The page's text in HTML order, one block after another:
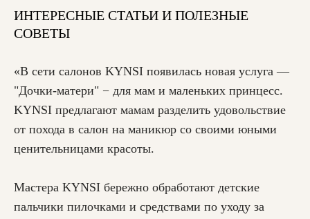
ИНТЕРЕСНЫЕ СТАТЬИ И ПОЛЕЗНЫЕ
СОВЕТЫ
«В сети салонов KYNSI появилась новая услуга —
"Дочки-матери" − для мам и маленьких принцесс.
KYNSI предлагают мамам разделить удовольствие
от похода в салон на маникюр со своими юными
ценительницами красоты.
Мастера KYNSI бережно обработают детские
пальчики пилочками и средствами по уходу за